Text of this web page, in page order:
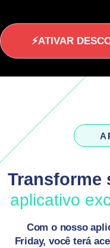
⚡ATIVAR
Transforme
aplicativo
Com o nosso
Friday, você terá